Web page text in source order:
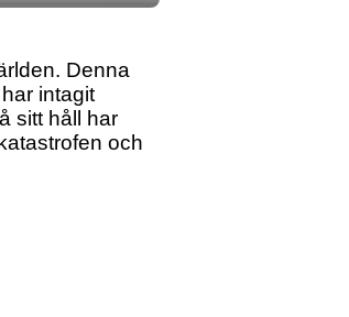
Denna
intagit
sitt håll har
och